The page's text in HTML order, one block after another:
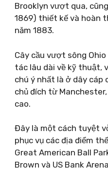
Brooklyn vượt qua,
1869) thiết kế và hoàn
năm 1883.
Cây cầu vượt sông
tác lâu dài về kỹ thuật,
chú ý nhất là ở dây cáp
chủ đích từ
cao.
Đây là một cách tuyệt
phục vụ các địa điểm
Great American Ball
Brown và US Bank